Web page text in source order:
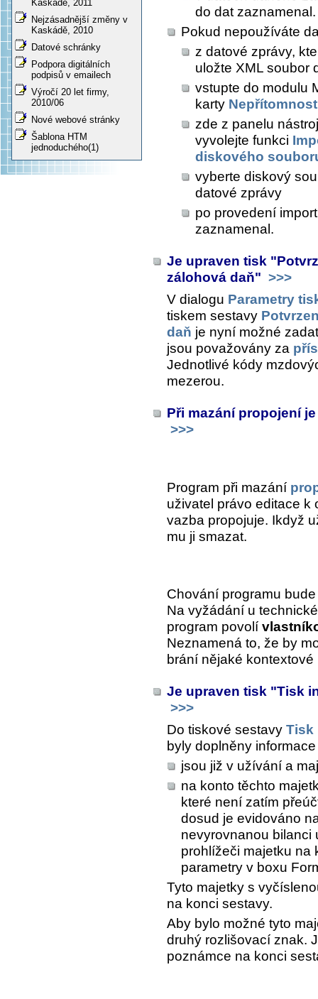
Kaskádě, 2011
Nejzásadnější změny v
Kaskádě, 2010
Datové schránky
Podpora digitálních
podpisů v emailech
Výročí 20 let firmy,
2010/06
Nové webové stránky
Šablona HTM
jednoduchého(1)
do dat zaznamenal.
Pokud nepoužíváte
z datové zprávy,
uložte XML soubor
vstupte do modulu
karty
zde z panelu
vyvolejte funkci
diskového
vyberte diskový
datové zprávy
po provedení
zaznamenal.
Je upraven tisk
zálohová daň" >>>
V dialogu Parametry
tiskem sestavy
daň je nyní možné
jsou považovány za
Jednotlivé kódy
mezerou.
Při mazání propojení
>>>
Program při mazání
uživatel právo editace k
vazba propojuje. Ikdyž
mu ji smazat.
Chování programu
Na vyžádání u
program povolí
Neznamená to, že by
brání nějaké kontextové
Je upraven tisk "Tisk
>>>
Do tiskové sestavy Tisk
byly doplněny
jsou již v užívání a
na konto těchto
které není zatím
dosud je evidováno
nevyrovnanou bilanci
prohlížeči majetku na
parametry v boxu
Tyto majetky s
na konci sestavy.
Aby bylo možné tyto
druhý rozlišovací znak.
poznámce na konci